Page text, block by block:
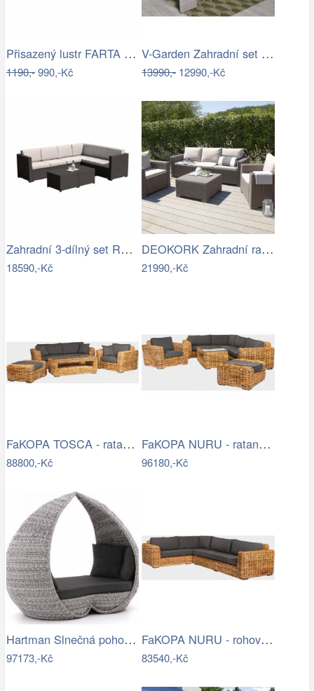
Přisazený lustr FARTA 5xE27/60W/230V…
1190,-990,-Kč
V-Garden Zahradní set TUNIS SET 6
13990,-12990,-Kč
Zahradní 3-dílný set RODEN Tempo Kondela
18590,-Kč
DEOKORK Zahradní ratanová sestava…
21990,-Kč
FaKOPA TOSCA - ratanová sestava Amy Mdum
88800,-Kč
FaKOPA NURU - ratanová sestava Marina…
96180,-Kč
Hartman Slnečná pohovka COSTA RICA Mdum
97173,-Kč
FaKOPA NURU - rohová sedačka Becky Mdum
83540,-Kč